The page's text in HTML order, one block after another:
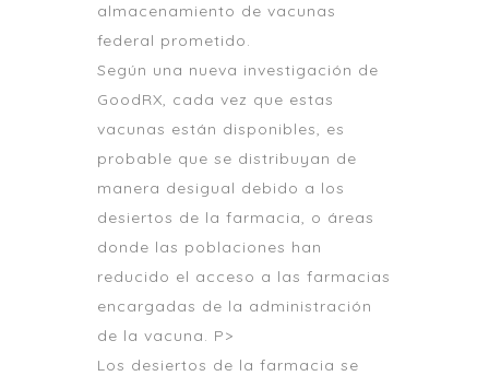
almacenamiento de vacunas
federal prometido.
Según una nueva investigación de
GoodRX, cada vez que estas
vacunas están disponibles, es
probable que se distribuyan de
manera desigual debido a los
desiertos de la farmacia, o áreas
donde las poblaciones han
reducido el acceso a las farmacias
encargadas de la administración
de la vacuna. P>
Los desiertos de la farmacia se